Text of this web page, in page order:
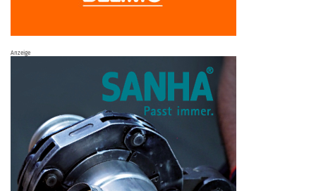
Anzeige